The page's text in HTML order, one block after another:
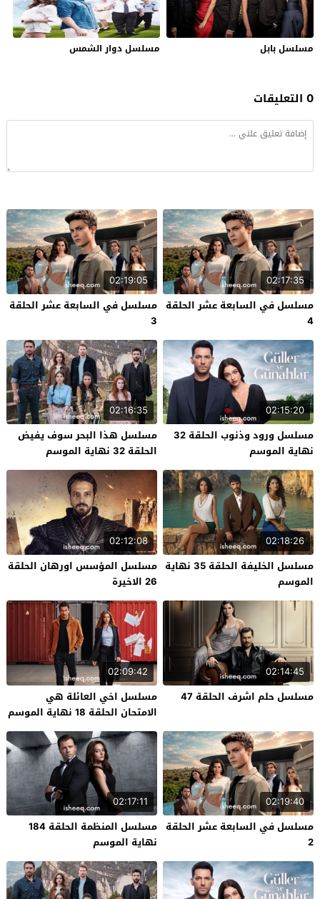
مسلسل بابل مسلسل دوار الشمس
0 التعليقات
02:17:35
مسلسل في السابعة عشر الحلقة
4
02:19:05
مسلسل في السابعة عشر الحلقة
3
02:15:20
مسلسل ورود وذنوب الحلقة 32
نهاية الموسم
02:16:35
مسلسل هذا البحر سوف يفيض
الحلقة 32 نهاية الموسم
02:18:26
مسلسل الخليفة الحلقة 35 نهاية
الموسم
02:12:08
مسلسل المؤسس اورهان الحلقة
26 الاخيرة
02:14:45
مسلسل حلم اشرف الحلقة 47
02:09:42
مسلسل اخي العائلة هي
الامتحان الحلقة 18 نهاية الموسم
02:19:40
مسلسل في السابعة عشر الحلقة
2
02:17:11
مسلسل المنظمة الحلقة 184
نهاية الموسم